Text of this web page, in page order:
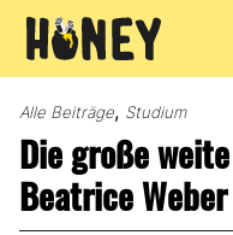
InhaltAlle Beiträge, Studium
Die große
Beatrice